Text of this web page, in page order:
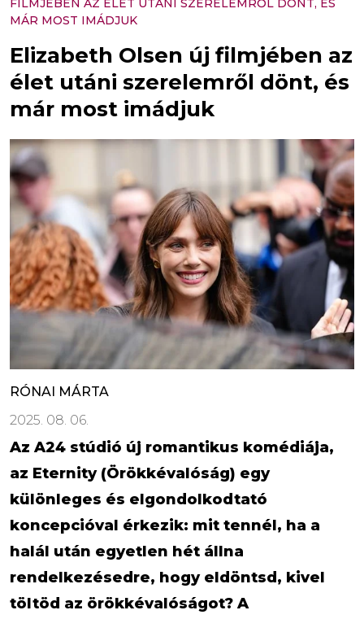
FILMJÉBEN AZ ÉLET UTÁNI SZERELEMRŐL DÖNT, ÉS
MÁR MOST IMÁDJUK
Elizabeth Olsen új filmjében az
élet utáni szerelemről dönt, és
már most imádjuk
RÓNAI MÁRTA
2025. 08. 06.
Az A24 stúdió új romantikus komédiája,
az Eternity (Örökkévalóság) egy
különleges és elgondolkodtató
koncepcióval érkezik: mit tennél, ha a
halál után egyetlen hét állna
rendelkezésedre, hogy eldöntsd, kivel
töltöd az örökkévalóságot? A